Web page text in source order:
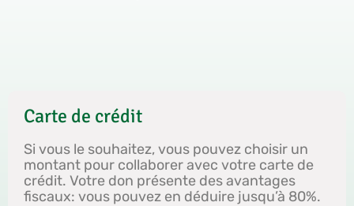
Carte de crédit
Si vous le souhaitez, vous pouvez choisir un
montant pour collaborer avec votre carte de
crédit. Votre don présente des avantages
fiscaux: vous pouvez en déduire jusqu’à 80%.